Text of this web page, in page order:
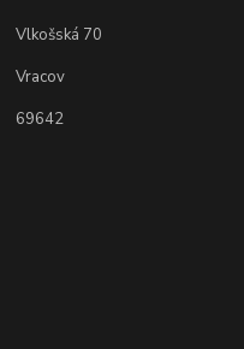
Vlkošská 70
Vracov
69642